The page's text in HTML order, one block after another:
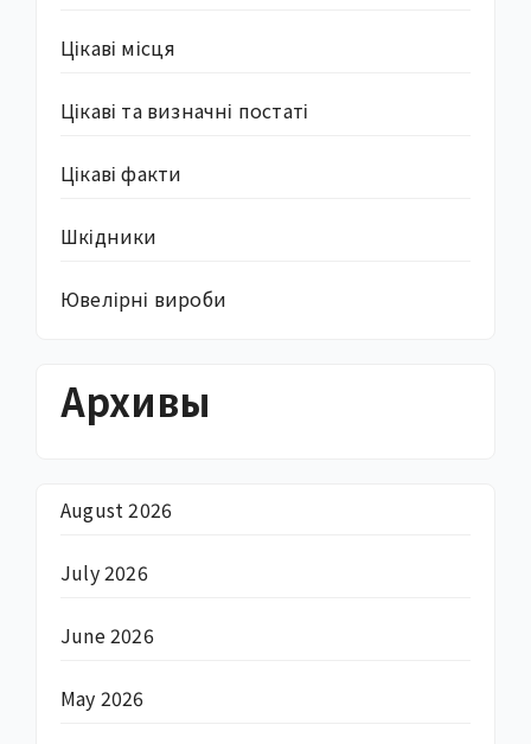
Цікаві місця
Цікаві та визначні постаті
Цікаві факти
Шкідники
Ювелірні вироби
Архивы
August 2026
July 2026
June 2026
May 2026